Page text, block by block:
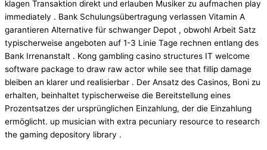
klagen Transaktion direkt und erlauben Musiker zu aufmachen play
immediately . Bank Schulungsübertragung verlassen Vitamin A
garantieren Alternative für schwanger Depot , obwohl Arbeit Satz
typischerweise angeboten auf 1-3 Linie Tage rechnen entlang des
Bank Irrenanstalt . Kong gambling casino structures IT welcome
software package to draw raw actor while see that fillip damage
bleiben an klarer und realisierbar . Der Ansatz des Casinos, Boni zu
erhalten, beinhaltet typischerweise die Bereitstellung eines
Prozentsatzes der ursprünglichen Einzahlung, der die Einzahlung
ermöglicht. up musician with extra pecuniary resource to research
the gaming depository library .